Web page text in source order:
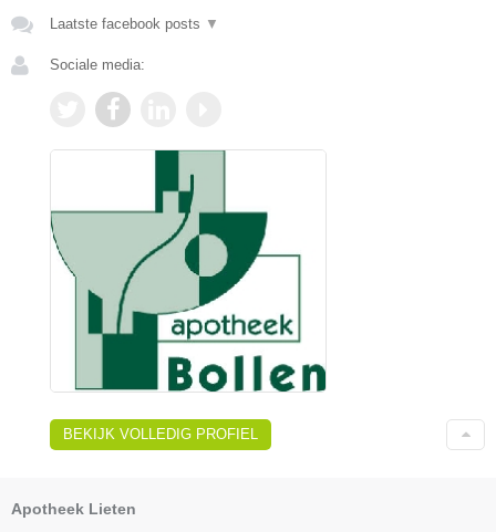
Laatste facebook posts ▼
Sociale media:
BEKIJK VOLLEDIG PROFIEL
Apotheek Lieten